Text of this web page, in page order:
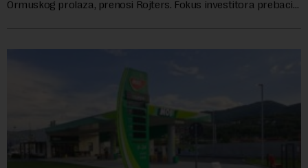
Ormuskog prolaza, prenosi Rojters. Fokus investitora prebacio